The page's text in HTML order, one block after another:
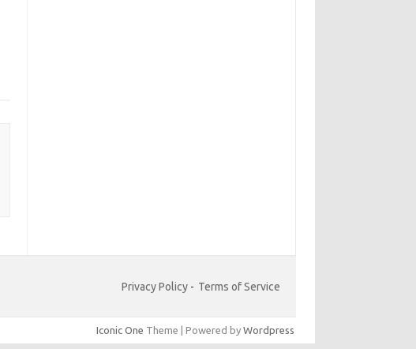
Privacy Policy - Terms of Service
Iconic One Theme | Powered by Wordpress